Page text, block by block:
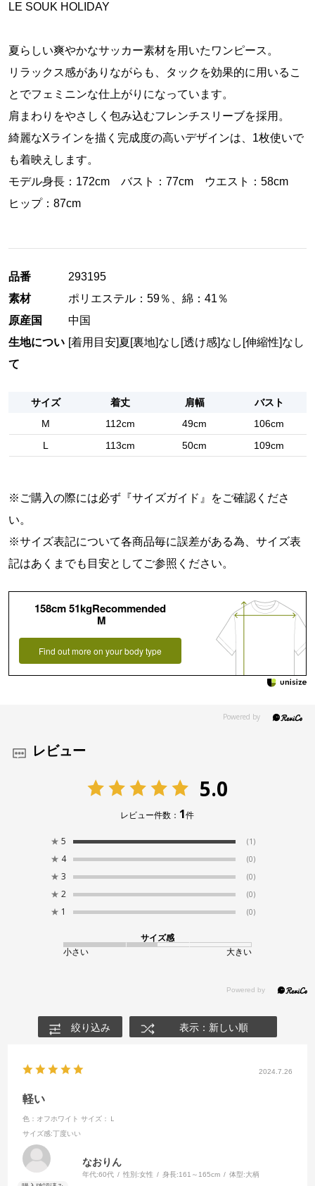
LE SOUK HOLIDAY
夏らしい爽やかなサッカー素材を用いたワンピース。
リラックス感がありながらも、タックを効果的に用いるこ
とでフェミニンな仕上がりになっています。
肩まわりをやさしく包み込むフレンチスリーブを採用。
綺麗なXラインを描く完成度の高いデザインは、1枚使いで
も着映えします。
モデル身長：172cm バスト：77cm ウエスト：58cm
ヒップ：87cm
品番
293195
素材
ポリエステル：59％、綿：41％
原産国
中国
生地につい
て
[着用目安]夏[裏地]なし [透け感]なし [伸縮性]なし
サイズ 着丈 肩幅
バスト
M
112cm 49cm
106cm
L
113cm 50cm 109cm
※ご購入の際には必ず『サイズガイド 』をご確認くださ
い。
※サイズ表記について各商品毎に誤差がある為、サイズ表
記はあくまでも目安としてご参照ください。
158cm 51kgRecommended
M
Find out more on your body type
レビュー
5.0
レビュー件数： 1件
★ 5 (1)
★ 4 (0)
★ 3 (0)
★ 2 (0)
★ 1 (0)
サイズ感
小さい
大きい
絞り込み 表示：新しい順
2024.7.26
軽い
色：オフホワイト サイズ：Ｌ
サイズ感:丁度いい
なおりん
年代:60代 性別:女性 身長:161～165cm 体型:大柄